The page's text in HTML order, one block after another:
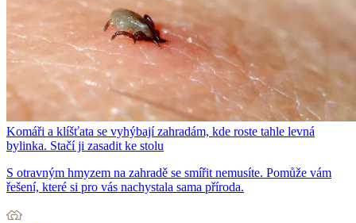
Komáři a klíšťata se vyhýbají zahradám, kde roste tahle levná
bylinka. Stačí ji zasadit ke stolu
S otravným hmyzem na zahradě se smířit nemusíte. Pomůže vám
řešení, které si pro vás nachystala sama příroda.